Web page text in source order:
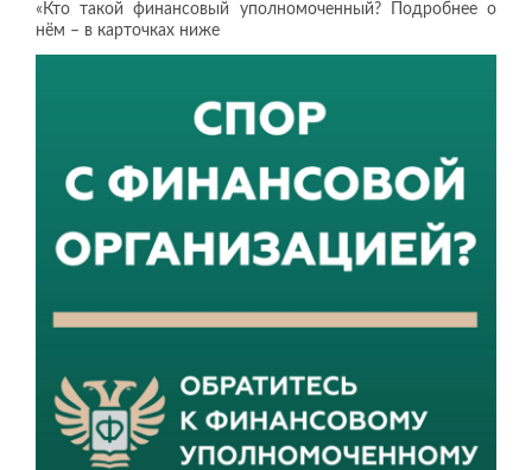
«Кто такой финансовый уполномоченный? Подробнее о
нём – в карточках ниже